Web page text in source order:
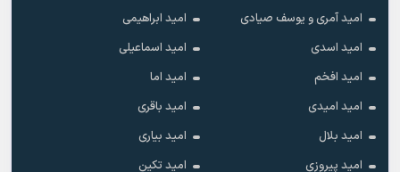
امید آمری و یوسف صیادی
امید ابراهیمی
امید اسدی
امید اسماعیلی
امید افخم
امید اما
امید امیدی
امید باقری
امید بلال
امید بیاری
امید پیروزی
امید تکین